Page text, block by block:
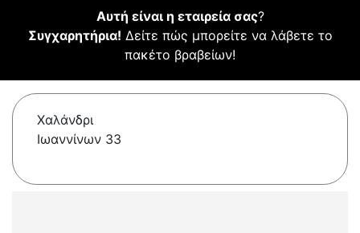
Αυτή είναι η εταιρεία σας?
Συγχαρητήρια! Δείτε πώς μπορείτε να λάβετε το
πακέτο βραβείων!
Χαλάνδρι
Ιωαννίνων 33